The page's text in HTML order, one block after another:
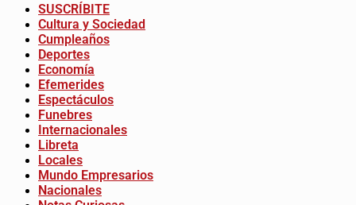
SUSCRÍBITE
Cultura y Sociedad
Cumpleaños
Deportes
Economía
Efemerides
Espectáculos
Funebres
Internacionales
Libreta
Locales
Mundo Empresarios
Nacionales